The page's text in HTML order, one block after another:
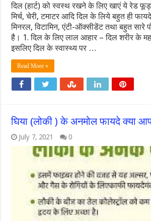
दिल (हार्ट) को स्वस्थ रखने के लिए खाएं ये रेड
मिर्च, चेरी, टमाटर आदि दिल के लिये बहुत ही
मिनरल, विटामिन, एंटी-ऑक्‍सीडेंट तथा बहुत सारे
है। 1. दिल के लिए लाल आहार – दिल शरीर के
इसलिए दिल के स्वास्‍‍थ्य पर …
Read More »
घिया (लोकी ) के अनमोल फायदे क्या
July 7, 2021 0